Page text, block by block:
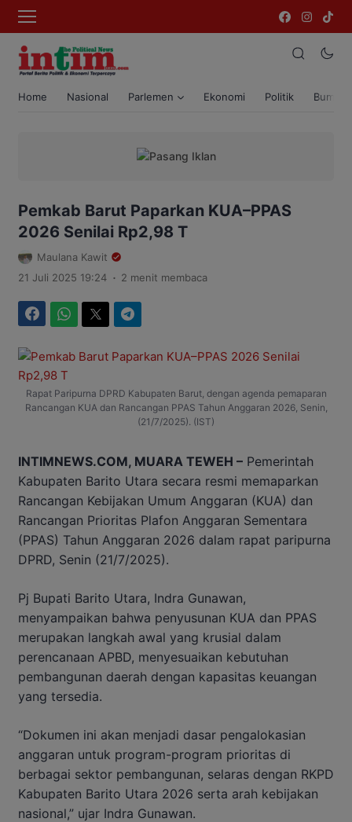
Home Nasional Parlemen Ekonomi Politik Bumi
Pemkab Barut Paparkan KUA–PPAS
2026 Senilai Rp2,98 T
Maulana Kawit
21 Juli 2025 19:24 . 2 menit membaca
Rapat Paripurna DPRD Kabupaten Barut, dengan agenda pemaparan
Rancangan KUA dan Rancangan PPAS Tahun Anggaran 2026, Senin,
(21/7/2025). (IST)
INTIMNEWS.COM, MUARA TEWEH – Pemerintah
Kabupaten Barito Utara secara resmi memaparkan
Rancangan Kebijakan Umum Anggaran (KUA) dan
Rancangan Prioritas Plafon Anggaran Sementara
(PPAS) Tahun Anggaran 2026 dalam rapat paripurna
DPRD, Senin (21/7/2025).
Pj Bupati Barito Utara, Indra Gunawan,
menyampaikan bahwa penyusunan KUA dan PPAS
merupakan langkah awal yang krusial dalam
perencanaan APBD, menyesuaikan kebutuhan
pembangunan daerah dengan kapasitas keuangan
yang tersedia.
“Dokumen ini akan menjadi dasar pengalokasian
anggaran untuk program-program prioritas di
berbagai sektor pembangunan, selaras dengan RKPD
Kabupaten Barito Utara 2026 serta arah kebijakan
nasional,” ujar Indra Gunawan.